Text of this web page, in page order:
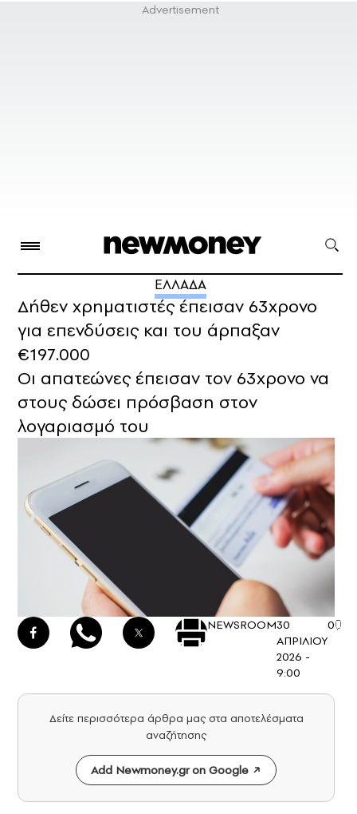
ΕΛΛΑΔΑ
Δήθεν χρηματιστές έπεισαν 63χρονο
για επενδύσεις και του άρπαξαν
€197.000
Οι απατεώνες έπεισαν τον 63χρονο να
στους δώσει πρόσβαση στον
λογαριασμό του
NEWSROOM30
ΑΠΡΙΛΙΟΥ
2026 -
9:00
0
Δείτε περισσότερα άρθρα μας στα αποτελέσματα
αναζήτησης
Add Newmoney.gr on Google